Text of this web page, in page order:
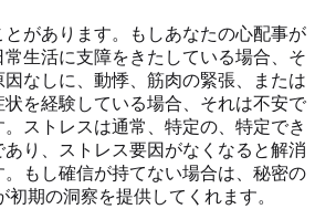
があります。もしあなたの心配事が
生活に支障をきたしている場合、そ
因なしに、動悸、筋肉の緊張、または
を経験している場合、それは不安で
ストレスは通常、特定の、特定でき
り、ストレス要因がなくなると解消
もし確信が持てない場合は、秘密の
初期の洞察を提供してくれます。